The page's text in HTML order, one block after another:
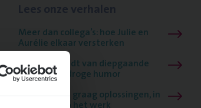
Meer dan collega’s: hoe Julie en
Aurélie elkaar versterken
Mathias houdt van diepgaande
dossiers én droge humor
Thalia zoekt graag oplossingen, in
games én op het werk